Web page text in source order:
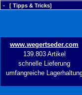
- [ Tipps & Tricks]
www.wegertseder.com
139.803 Artikel
schnelle Lieferung
umfangreiche